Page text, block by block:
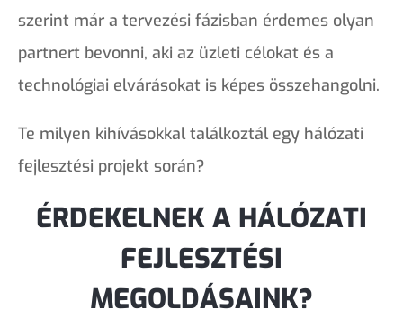
szerint már a tervezési fázisban érdemes olyan
partnert bevonni, aki az üzleti célokat és a
technológiai elvárásokat is képes összehangolni.
Te milyen kihívásokkal találkoztál egy hálózati
fejlesztési projekt során?
ÉRDEKELNEK A HÁLÓZATI
FEJLESZTÉSI
MEGOLDÁSAINK?